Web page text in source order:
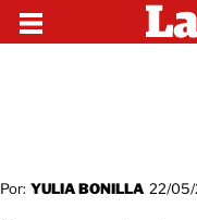
Por: YULIA BONILLA 22/05/